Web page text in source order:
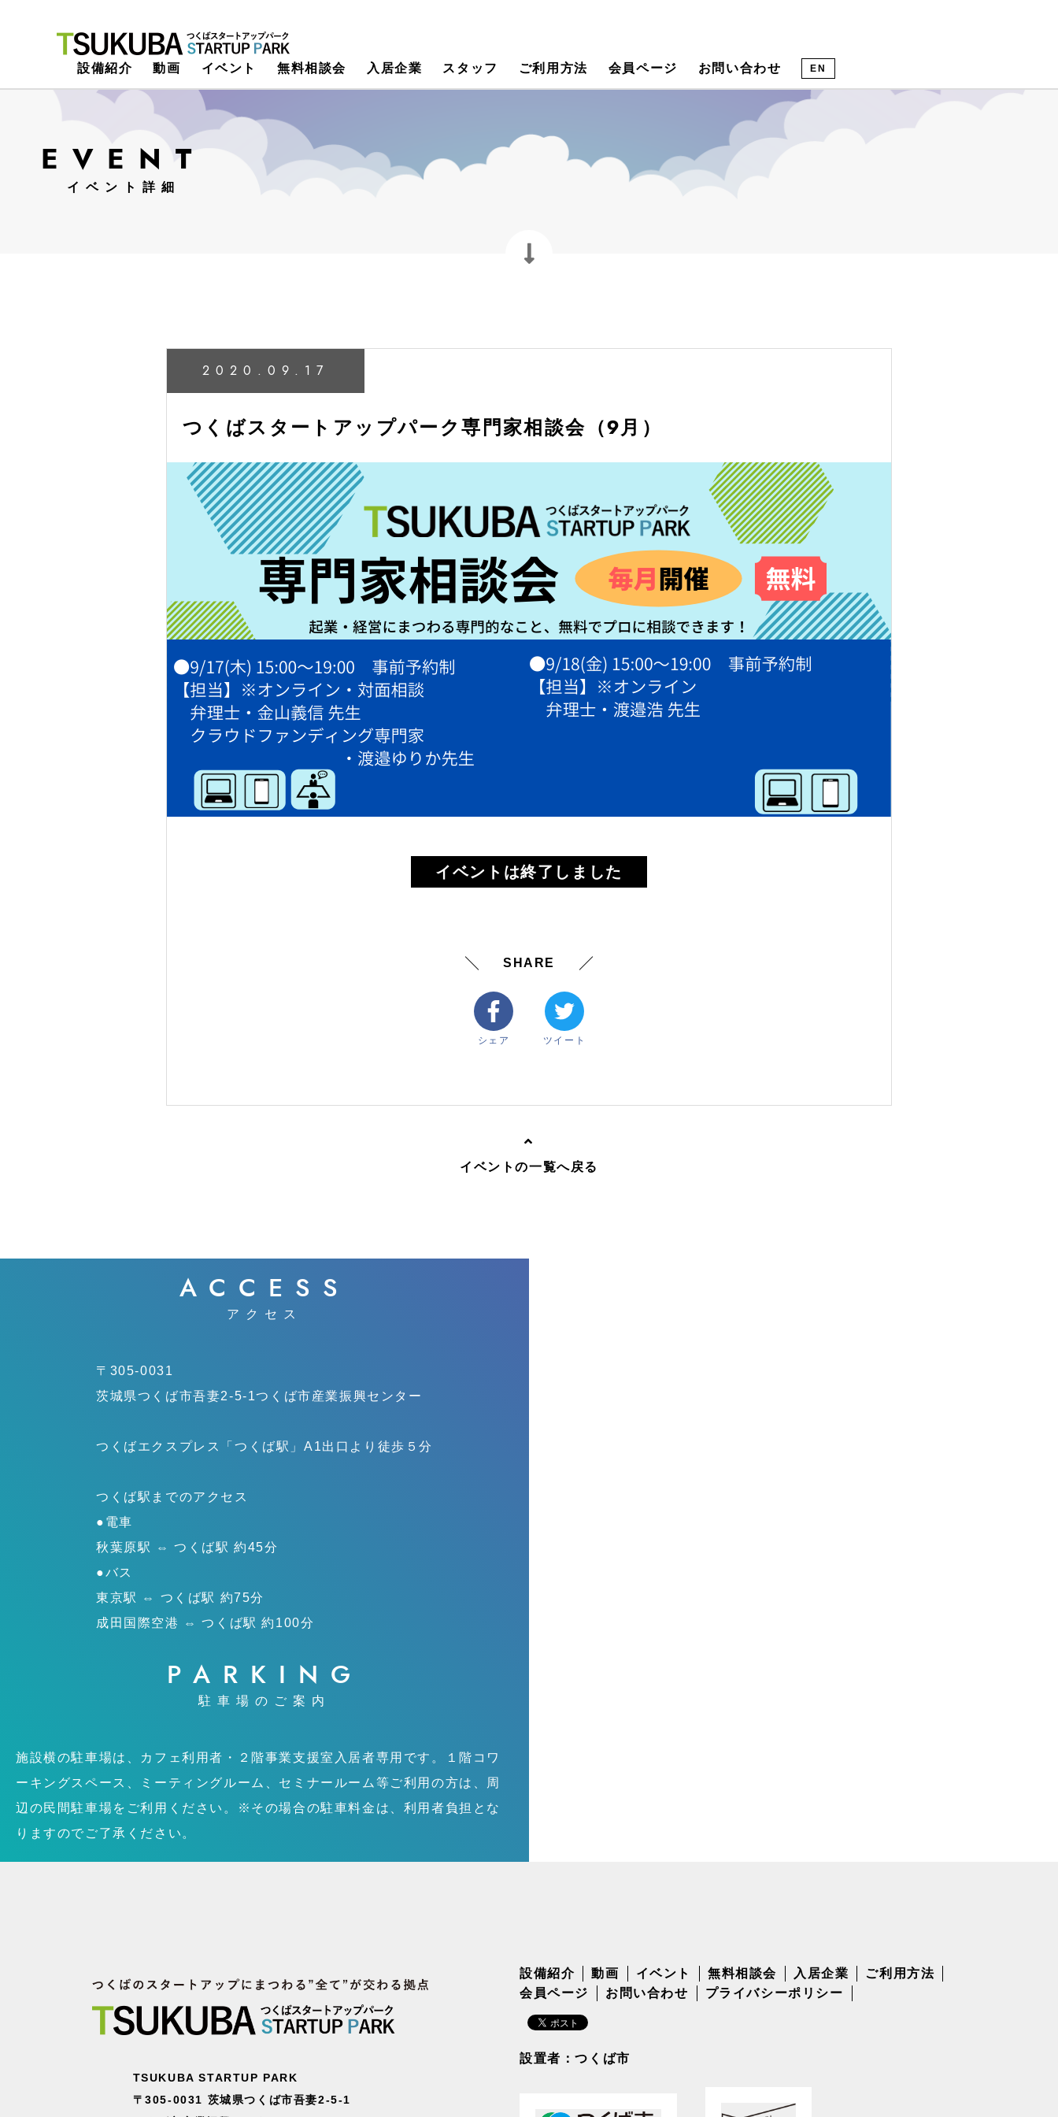
つくばスタートアップパーク
設備紹介 動画 イベント 無料相談会 入居企業 スタッフ ご利用方法 会員ページ お問い合わせ EN
EVENT
イベント詳細
2020.09.17
つくばスタートアップパーク専門家相談会（９月）
イベントは終了しました
SHARE
シェア ツイート
イベントの一覧へ戻る
ACCESS
アクセス
〒305-0031
茨城県つくば市吾妻2-5-1つくば市産業振興センター
つくばエクスプレス「つくば駅」 A1出口より徒歩５分
つくば駅までのアクセス
●電車
秋葉原駅 ⇔ つくば駅 約45分
●バス
東京駅 ⇔ つくば駅 約75分
成田国際空港 ⇔ つくば駅 約100分
PARKING
駐車場のご案内
施設横の駐車場は、カフェ利用者・２階事業支援室入居者専用です。１階コワ
ーキングスペース、ミーティングルーム、セミナールーム等ご利用の方は、周
辺の民間駐車場をご利用ください。※その場合の駐車料金は、利用者負担とな
りますのでご了承ください。
TSUKUBA STARTUP PARK
〒305-0031 茨城県つくば市吾妻2-5-1
設備紹介 動画 イベント 無料相談会 入居企業
ご利用方法
会員ページ
お問い合わせ プライバシーポリシー
設置者：つくば市